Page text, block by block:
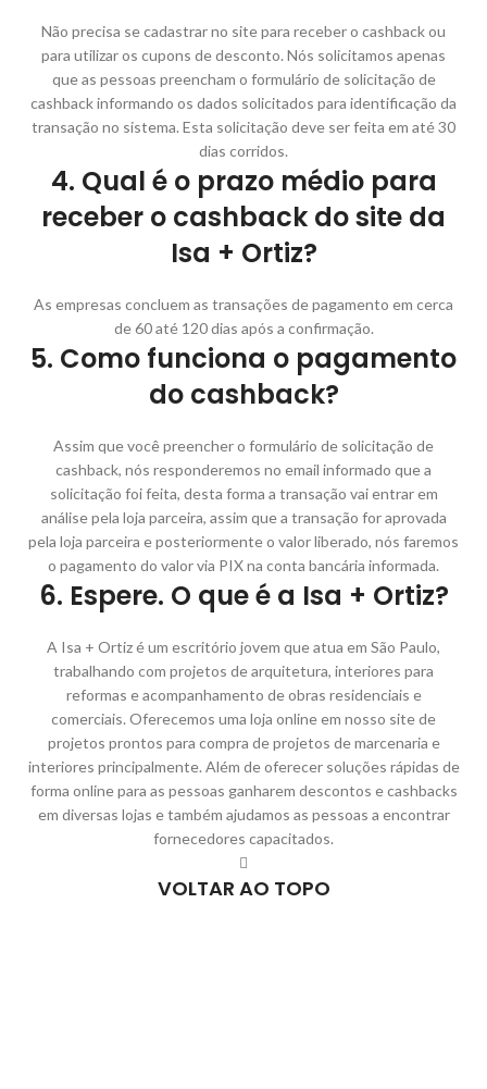
Não precisa se cadastrar no site para receber o cashback ou
para utilizar os cupons de desconto. Nós solicitamos apenas
que as pessoas preencham o formulário de solicitação de
cashback informando os dados solicitados para identificação da
transação no sistema. Esta solicitação deve ser feita em até 30
dias corridos.
4. Qual é o prazo médio para
receber o cashback do site da
Isa + Ortiz?
As empresas concluem as transações de pagamento em cerca
de 60 até 120 dias após a confirmação.
5. Como funciona o pagamento
do cashback?
Assim que você preencher o formulário de solicitação de
cashback, nós responderemos no email informado que a
solicitação foi feita, desta forma a transação vai entrar em
análise pela loja parceira, assim que a transação for aprovada
pela loja parceira e posteriormente o valor liberado, nós faremos
o pagamento do valor via PIX na conta bancária informada.
6. Espere. O que é a Isa + Ortiz?
A Isa + Ortiz é um escritório jovem que atua em São Paulo,
trabalhando com projetos de arquitetura, interiores para
reformas e acompanhamento de obras residenciais e
comerciais. Oferecemos uma loja online em nosso site de
projetos prontos para compra de projetos de marcenaria e
interiores principalmente. Além de oferecer soluções rápidas de
forma online para as pessoas ganharem descontos e cashbacks
em diversas lojas e também ajudamos as pessoas a encontrar
fornecedores capacitados.
VOLTAR AO TOPO